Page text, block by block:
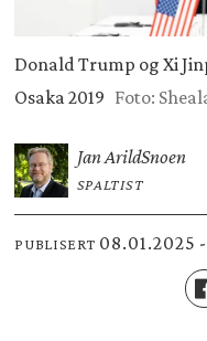
Donald Trump og Xi
Osaka 2019 Foto:
Jan ArildSnoen
SPALTIST
PUBLISERT 08.01.2025